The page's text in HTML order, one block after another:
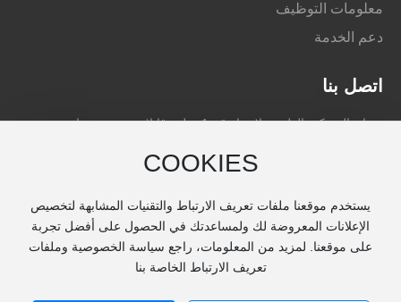
معلومات التوظيف
دعم الخدمة
اتصل بنا
عنوان الشركة: الطريق لانهوا رقم 1 , بلدة قانلان , حي دينغهاى ,مدينة
البريد الإلكتروني : info@zjlysf.com
الاتصال : السيد لين 0086-13615800057
COOKIES
يستخدم موقعنا ملفات تعريف الارتباط والتقنيات المشابهة لتخصيص
الإعلانات المعروضة لك ولمساعدتك في الحصول على أفضل تجربة
على موقعنا. لمزيد من المعلومات، راجع سياسة الخصوصية وملفات
تعريف الارتباط الخاصة بنا